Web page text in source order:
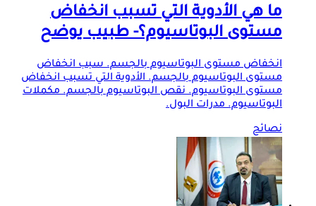
ما هي الأدوية التي تسبب انخفاض
مستوى البوتاسيوم؟- طبيب يوضح
انخفاض مستوى البوتاسيوم بالجسم. سبب انخفاض
مستوى البوتاسيوم بالجسم. الأدوية التي تسبب انخفاض
مستوى البوتاسيوم. نقص البوتاسيوم بالجسم. مكملات
البوتاسيوم. مدرات البول.
نصائح